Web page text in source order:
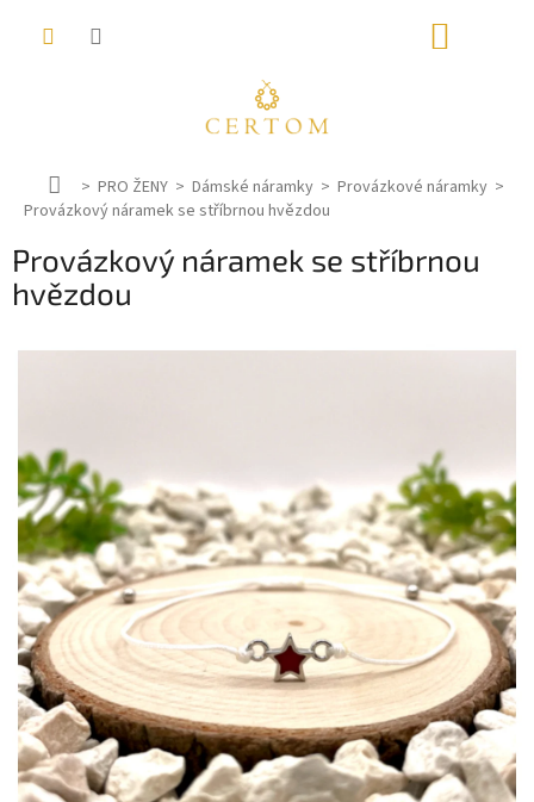
D
o
ů
PRO ŽENY Dámské náramky
Provázkové náramky
Provázkový náramek se stříbrnou hvězdou
Provázkový náramek se stříbrnou
hvězdou